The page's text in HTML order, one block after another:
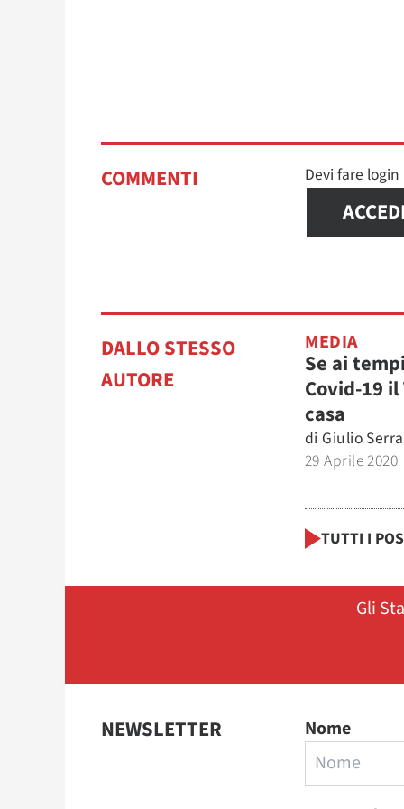
COMMENTI Devi fare
ACCEDI
DALLO STESSO
AUTORE
MEDIA
Se ai
Covid-19 il
casa
di Giulio Serra
29 Aprile 2020
TUTTI I
Gli
NEWSLETTER Nome